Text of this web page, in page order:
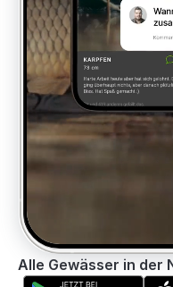
Alle Gewässer in der